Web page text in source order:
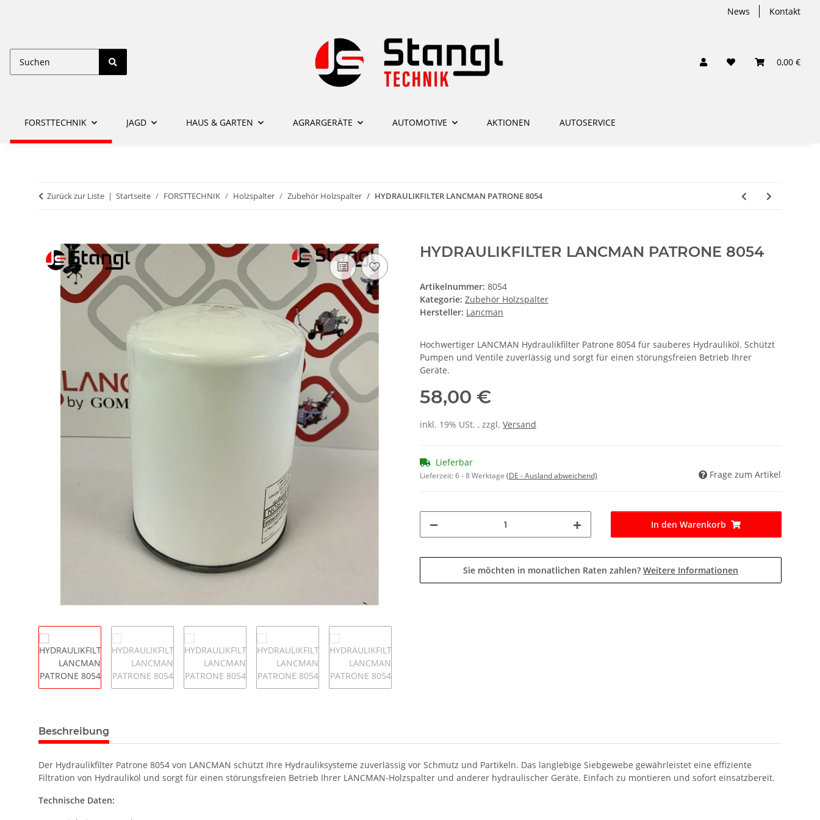
News Kontakt
0,00 €
FORSTTECHNIK JAGD HAUS & GARTEN AGRARGERÄTE AUTOMOTIVE AKTIONEN AUTOSERVICE
Zurück zur Liste Startseite FORSTTECHNIK Holzspalter Zubehör Holzspalter HYDRAULIKFILTER LANCMAN PATRONE 8054
HYDRAULIKFILTER LANCMAN PATRONE 8054
Artikelnummer: 8054
Kategorie: Zubehör Holzspalter
Hersteller: Lancman
Hochwertiger LANCMAN Hydraulikfilter Patrone 8054 für sauberes Hydrauliköl. Schützt
Pumpen und Ventile zuverlässig und sorgt für einen störungsfreien Betrieb Ihrer
Geräte.
58,00 €
inkl. 19% USt. , zzgl. Versand
Lieferbar
Lieferzeit:6 - 8 Werktage (DE - Ausland abweichend) Frage zum Artikel
In den Warenkorb
Sie möchten in monatlichen Raten zahlen? Weitere Informationen
Beschreibung
Der Hydraulikfilter Patrone 8054 von LANCMAN schützt Ihre Hydrauliksysteme zuverlässig vor Schmutz und Partikeln. Das langlebige Siebgewebe gewährleistet eine effiziente
Filtration von Hydrauliköl und sorgt für einen störungsfreien Betrieb Ihrer LANCMAN-Holzspalter und anderer hydraulischer Geräte. Einfach zu montieren und sofort einsatzbereit.
Technische Daten: